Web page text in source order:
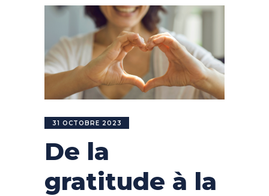
31 OCTOBRE 2023
De la
gratitude à la